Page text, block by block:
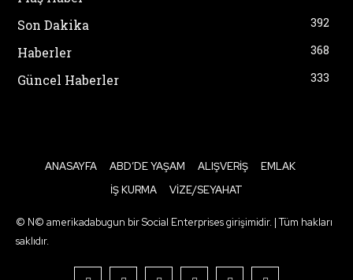
Son Dakika 392
Haberler 368
Güncel Haberler 333
ANASAYFA ABD’DE YAŞAM ALIŞVERIŞ
EMLAK
İŞ KURMA
VIZE/SEYAHAT
© N© amerikadabugun bir Social Enterprises girişimidir. | Tüm hakları
saklıdır.